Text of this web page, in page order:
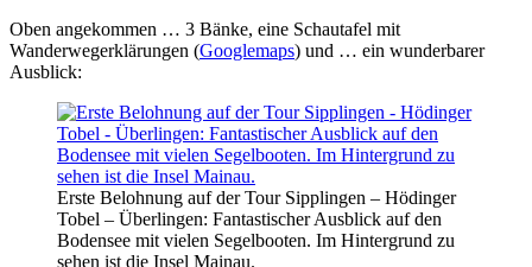
Oben angekommen … 3 Bänke, eine Schautafel mit
Wanderwegerklärungen (Googlemaps) und … ein wunderbarer
Ausblick:
Erste Belohnung auf der Tour Sipplingen – Hödinger
Tobel – Überlingen: Fantastischer Ausblick auf den
Bodensee mit vielen Segelbooten. Im Hintergrund zu
sehen ist die Insel Mainau.